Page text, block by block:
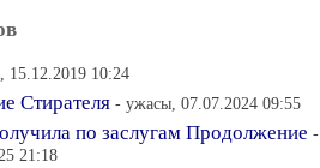
15.12.2019 10:24
Стирателя - ужасы, 07.07.2024 09:55
по заслугам Продолжение -
21:18